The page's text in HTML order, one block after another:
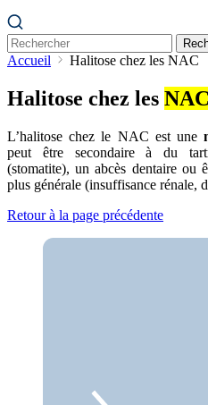
Accueil Halitose chez les NAC
Halitose chez les NAC
L’halitose chez le NAC est une
peut être secondaire à du
(stomatite), un abcès dentaire ou
plus générale (insuffisance rénale,
Retour à la page précédente